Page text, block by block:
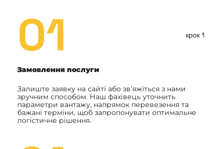
01 крок 1
Замовлення послуги
Залиште заявку на сайті або зв’яжіться з нами
зручним способом. Наш фахівець уточнить
параметри вантажу, напрямок перевезення та
бажані терміни, щоб запропонувати оптимальне
логістичне рішення.